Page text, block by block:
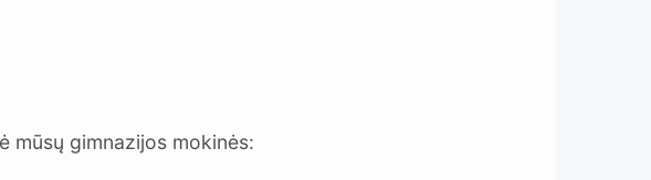
mūsų gimnazijos mokinės: